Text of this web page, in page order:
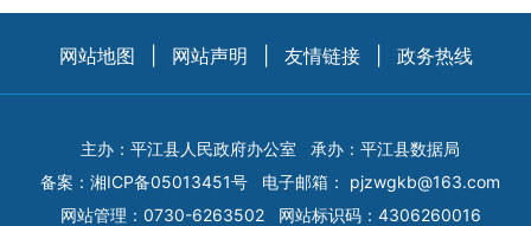
网站地图 网站声明 友情链接 政务热线
主办：平江县人民政府办公室
承办：平江县数据局
备案： 湘ICP备05013451号 电子邮箱： pjzwgkb@163.com
网站管理：0730-6263502
网站标识码：4306260016